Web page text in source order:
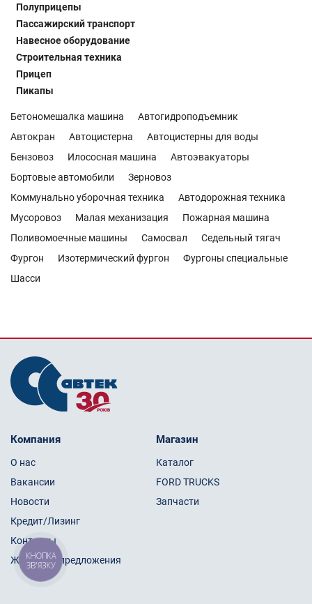
Полуприцепы
Пассажирский транспорт
Навесное оборудование
Строительная техника
Прицеп
Пикапы
Бетономешалка машина
Автогидроподъемник
Автокран
Автоцистерна
Автоцистерны для воды
Бензовоз
Илососная машина
Автоэвакуаторы
Бортовые автомобили
Зерновоз
Коммунально уборочная техника
Автодорожная техника
Мусоровоз
Малая механизация
Пожарная машина
Поливомоечные машины
Самосвал
Седельный тягач
Фургон
Изотермический фургон
Фургоны специальные
Шасси
Компания
О нас
Вакансии
Новости
Кредит/Лизинг
Контакты
Жалобы и предложения
Магазин
Каталог
FORD TRUCKS
Запчасти
КНОПКА
ЗВ'ЯЗКУ